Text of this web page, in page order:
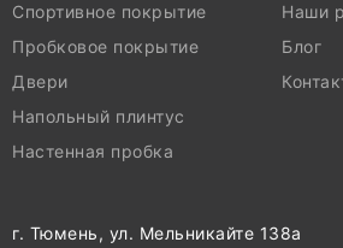
Спортивное покрытие
Пробковое покрытие
Двери
Напольный плинтус
Настенная пробка
Наши
Блог
г. Тюмень, ул. Мельникайте 138а